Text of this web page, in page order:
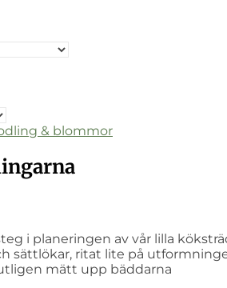
& blommor
i planeringen av vår lilla
sättlökar, ritat lite på
mätt upp bäddarna